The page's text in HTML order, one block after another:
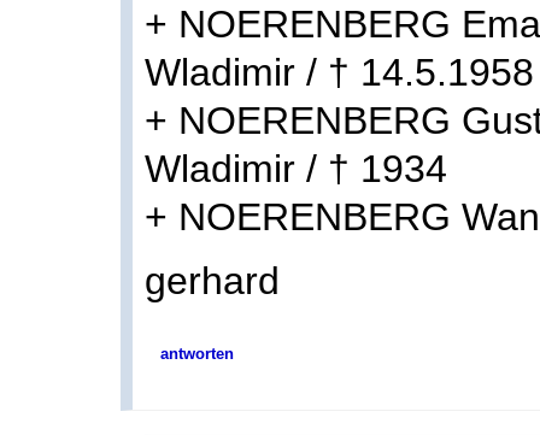
+ NOERENBERG
Wladimir / †
+ NOERENBERG
Wladimir / † 1934
+ NOERENBERG
gerhard
antworten